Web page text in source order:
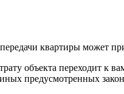
квартиры может
объекта переходит к
предусмотренных